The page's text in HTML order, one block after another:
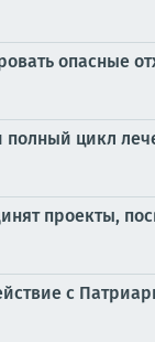
опасные
цикл
проекты,
с